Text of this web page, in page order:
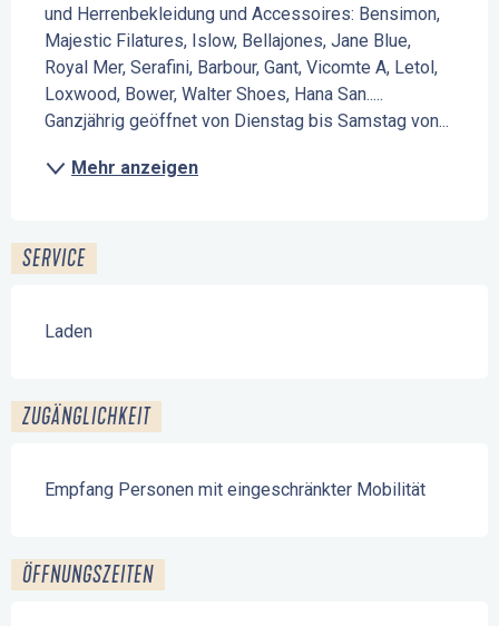
und Herrenbekleidung und Accessoires: Bensimon,
Majestic Filatures, Islow, Bellajones, Jane Blue,
Royal Mer, Serafini, Barbour, Gant, Vicomte A, Letol,
Loxwood, Bower, Walter Shoes, Hana San.....
Ganzjährig geöffnet von Dienstag bis Samstag von...
Mehr anzeigen
SERVICE
Laden
ZUGÄNGLICHKEIT
Empfang Personen mit eingeschränkter Mobilität
ÖFFNUNGSZEITEN